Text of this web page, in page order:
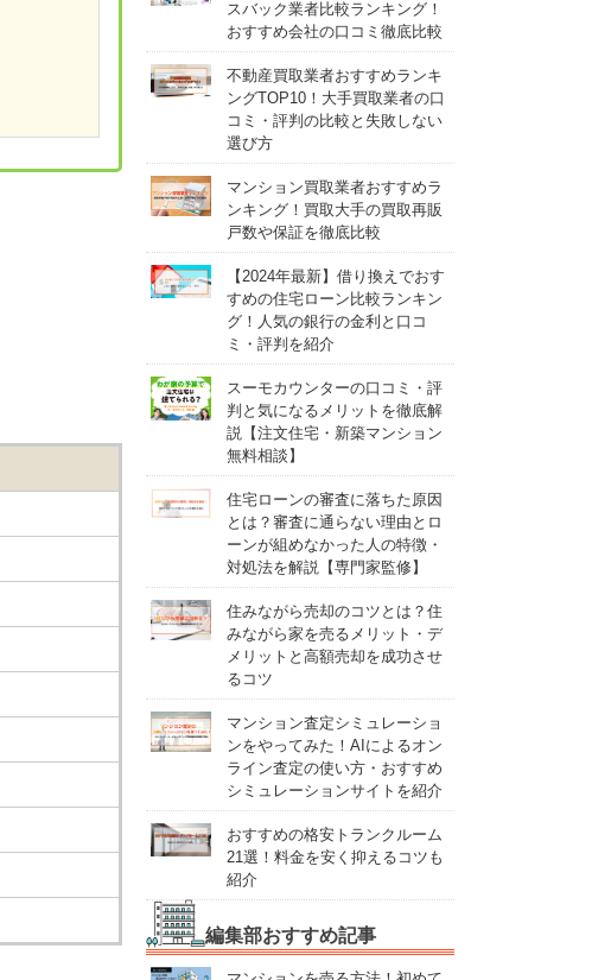
スバック業者比較ランキング！
おすすめ会社の口コミ徹底比較
不動産買取業者おすすめランキ
ングTOP10！大手買取業者の口
コミ・評判の比較と失敗しない
選び方
マンション買取業者おすすめラ
ンキング！買取大手の買取再販
戸数や保証を徹底比較
【2024年最新】借り換えでおす
すめの住宅ローン比較ランキン
グ！人気の銀行の金利と口コ
ミ・評判を紹介
スーモカウンターの口コミ・評
判と気になるメリットを徹底解
説【注文住宅・新築マンション
無料相談】
住宅ローンの審査に落ちた原因
とは？審査に通らない理由とロ
ーンが組めなかった人の特徴・
対処法を解説【専門家監修】
住みながら売却のコツとは？住
みながら家を売るメリット・デ
メリットと高額売却を成功させ
るコツ
マンション査定シミュレーショ
ンをやってみた！AIによるオン
ライン査定の使い方・おすすめ
シミュレーションサイトを紹介
おすすめの格安トランクルーム
21選！料金を安く抑えるコツも
紹介
編集部おすすめ記事